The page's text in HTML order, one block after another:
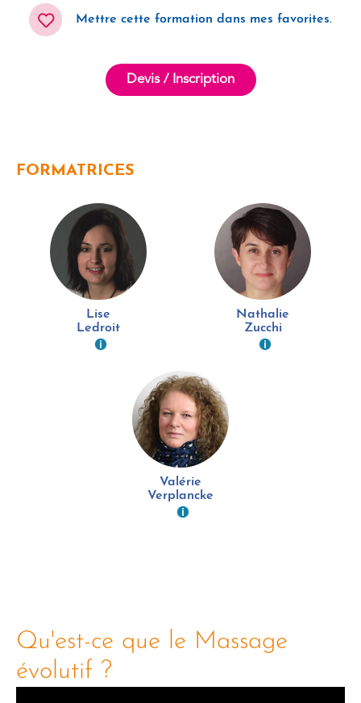
Mettre cette formation dans mes favorites.
Devis / Inscription
FORMATRICES
Lise
Ledroit
Nathalie
Zucchi
Valérie
Verplancke
Qu'est-ce que le Massage
évolutif ?